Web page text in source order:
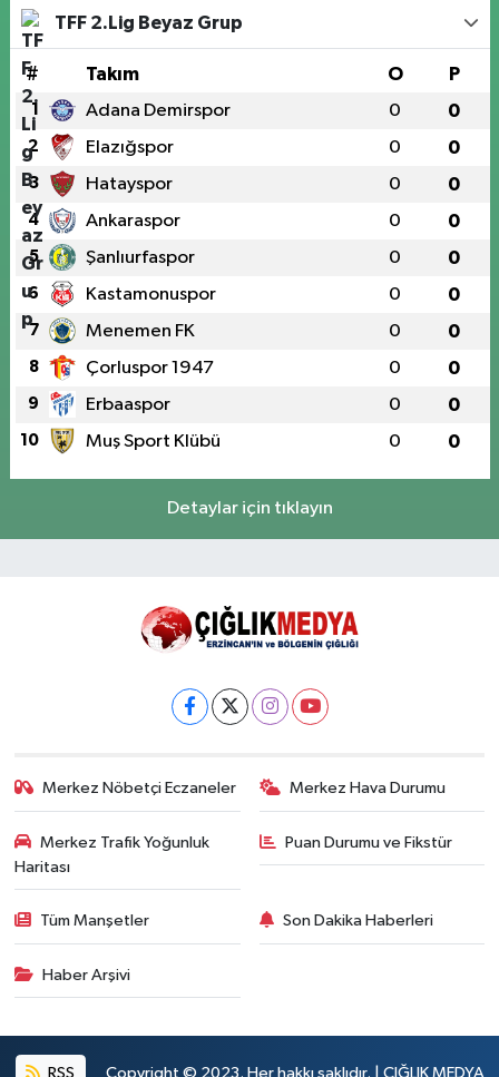
TFF 2.Lig Beyaz Grup
# Takım O P
1 Adana Demirspor 0 0
2 Elazığspor 0 0
3 Hatayspor 0 0
4 Ankaraspor 0 0
5 Şanlıurfaspor 0 0
6 Kastamonuspor 0 0
7 Menemen FK 0 0
8 Çorluspor 1947 0 0
9 Erbaaspor 0 0
10 Muş Sport Klübü 0 0
Detaylar için tıklayın
Merkez Nöbetçi Eczaneler Merkez Hava Durumu
Merkez Trafik Yoğunluk
Haritası
Puan Durumu ve Fikstür
Tüm Manşetler Son Dakika Haberleri
Haber Arşivi
RSS Copyright © 2023. Her hakkı saklıdır. | ÇIĞLIK MEDYA